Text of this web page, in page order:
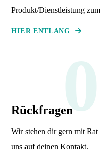
Produkt/Dienstleistung
HIER ENTLANG
Rückfragen
Wir stehen dir gern mit
uns auf deinen Kontakt.